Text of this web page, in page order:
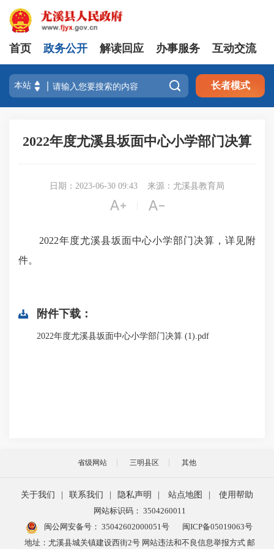
首页 政务公开 解读回应 办事服务 互动交流
 长者模式
2022年度尤溪县坂面中心小学部门决算
日期：2023-06-30 09:43 来源：尤溪县教育局
 
2022年度尤溪县坂面中心小学部门决算，详见附
件。
附件下载：
2022年度尤溪县坂面中心小学部门决算 (1).pdf
省级网站 三明县区 其他
关于我们 联系我们 隐私声明 站点地图
使用帮助
网站标识码： 3504260011
闽公网安备号： 35042602000051号
闽ICP备05019063号
地址：尤溪县城关镇建设西街2号 网站违法和不良信息举报方式 邮